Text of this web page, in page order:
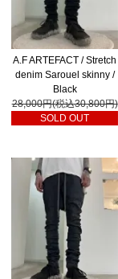
A.F ARTEFACT / Stretch
denim Sarouel skinny /
Black
28,000円(税込30,800円)
SOLD OUT